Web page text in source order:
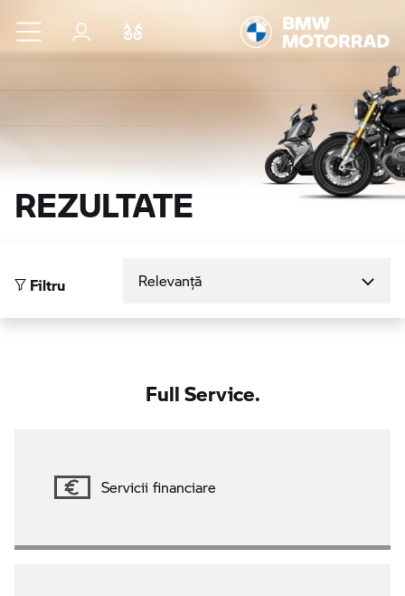
Sari la conținutul principal
Autentificare
REZULTATE
Filtru
Full Service.
Servicii financiare